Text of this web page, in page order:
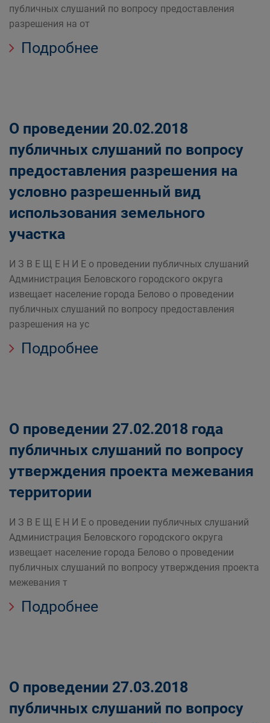
публичных слушаний по вопросу предоставления
разрешения на от
Подробнее
О проведении 20.02.2018
публичных слушаний по вопросу
предоставления разрешения на
условно разрешенный вид
использования земельного
участка
И З В Е Щ Е Н И Е о проведении публичных слушаний
Администрация Беловского городского округа
извещает население города Белово о проведении
публичных слушаний по вопросу предоставления
разрешения на ус
Подробнее
О проведении 27.02.2018 года
публичных слушаний по вопросу
утверждения проекта межевания
территории
И З В Е Щ Е Н И Е о проведении публичных слушаний
Администрация Беловского городского округа
извещает население города Белово о проведении
публичных слушаний по вопросу утверждения проекта
межевания т
Подробнее
О проведении 27.03.2018
публичных слушаний по вопросу